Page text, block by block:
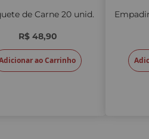
de Carne 20 unid.
R$ 48,90
ao Carrinho